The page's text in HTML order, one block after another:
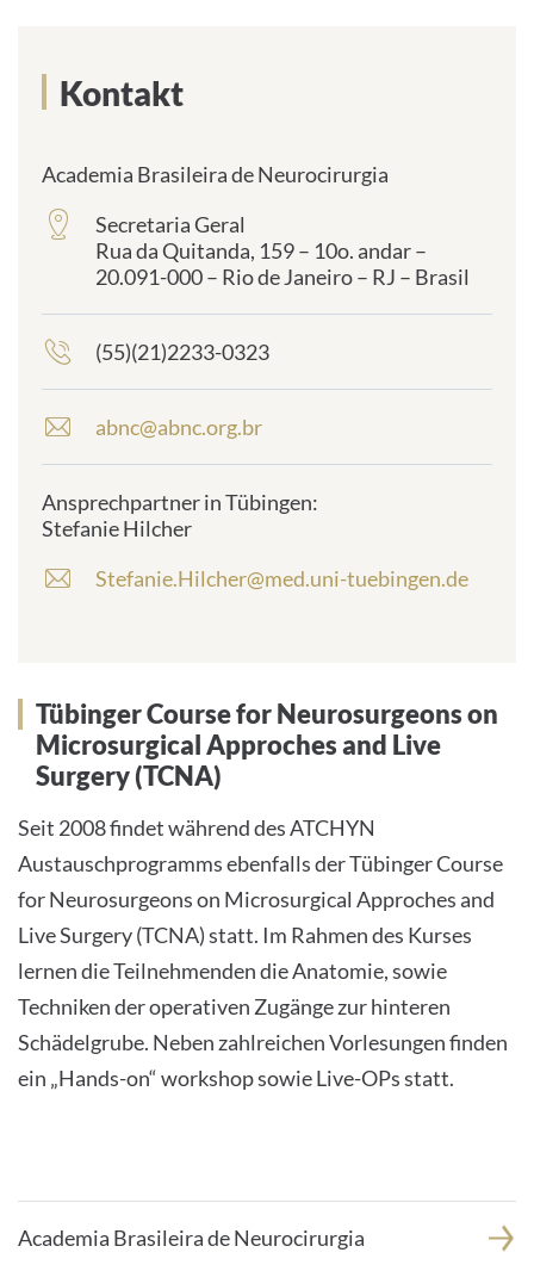
Kontakt
Academia Brasileira de Neurocirurgia
frontend.sr-
only_#
{element.icon}:
Secretaria Geral
Rua da Quitanda, 159 – 10o. andar –
20.091-000 – Rio de Janeiro – RJ – Brasil
frontend.sr-
(55)(21)2233-0323
E
a
i
-
s
s
e
:
abnc@abnc.org.br
Ansprechpartner in Tübingen:
Stefanie Hilcher
E
l
A
d
e
s
s
:
Stefanie.Hilcher@med.uni-tuebingen.de
Tübinger Course for Neurosurgeons on
Microsurgical Approches and Live
Surgery (TCNA)
Seit 2008 findet während des ATCHYN
Austauschprogramms ebenfalls der Tübinger Course
for Neurosurgeons on Microsurgical Approches and
Live Surgery (TCNA) statt. Im Rahmen des Kurses
lernen die Teilnehmenden die Anatomie, sowie
Techniken der operativen Zugänge zur hinteren
Schädelgrube. Neben zahlreichen Vorlesungen finden
ein „Hands-on“ workshop sowie Live-OPs statt.
Academia Brasileira de Neurocirurgia